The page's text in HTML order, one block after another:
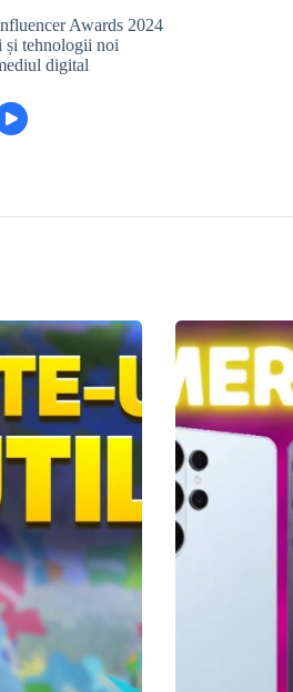
Awards 2024
și tehnologii noi
digital